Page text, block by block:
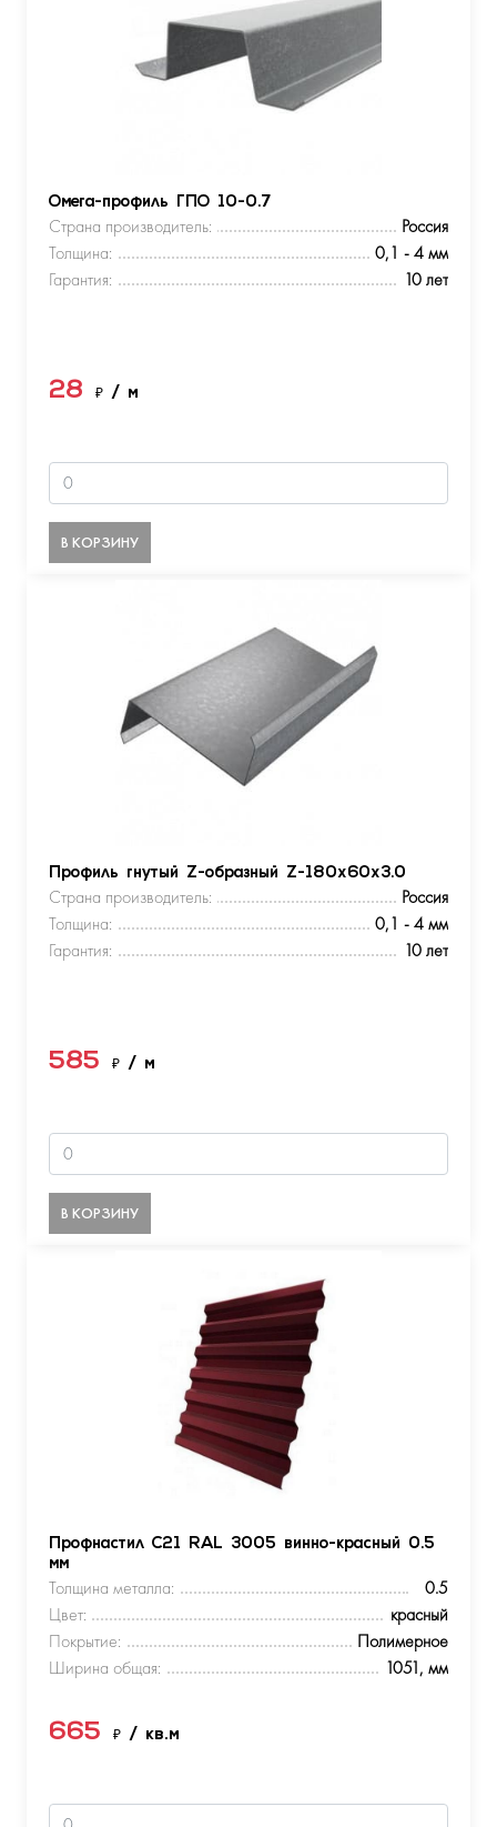
Омега-профиль ГПО 10-0.7
Страна производитель:
Россия
Толщина:
0,1 - 4 мм
Гарантия:
10 лет
28 ₽ / м
В КОРЗИНУ
Профиль гнутый Z-образный Z-180х60х3.0
Страна производитель:
Россия
Толщина:
0,1 - 4 мм
Гарантия:
10 лет
585 ₽ / м
В КОРЗИНУ
Профнастил С21 RAL 3005 винно-красный 0.5
мм
Толщина металла:
0.5
Цвет:
красный
Покрытие:
Полимерное
Ширина общая:
1051, мм
665 ₽ / кв.м